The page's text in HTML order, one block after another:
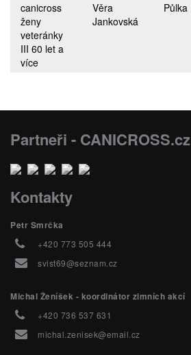
canicross
ženy
veteránky
III 60 let a
více
Věra
Jankovská
Půlka
Partneři - CANICROSS.cz
Kontakty
Petr Smrčka
+420 773 505 444
svist69@seznam.cz
Michal Ženíšek - koordinátor zimních akcí
+420 736 537 631
michal.zenisek@email.cz